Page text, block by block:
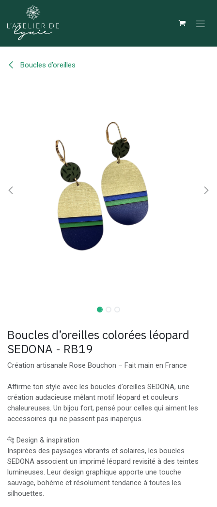
Se rendre au contenu
Boucles d’oreilles
Boucles d’oreilles colorées léopard
SEDONA - RB19
Création artisanale Rose Bouchon – Fait main en France
Affirme ton style avec les boucles d’oreilles SEDONA, une
création audacieuse mêlant motif léopard et couleurs
chaleureuses. Un bijou fort, pensé pour celles qui aiment les
accessoires qui ne passent pas inaperçus.
🐆 Design & inspiration
Inspirées des paysages vibrants et solaires, les boucles
SEDONA associent un imprimé léopard revisité à des teintes
lumineuses. Leur design graphique apporte une touche
sauvage, bohème et résolument tendance à toutes les
silhouettes.